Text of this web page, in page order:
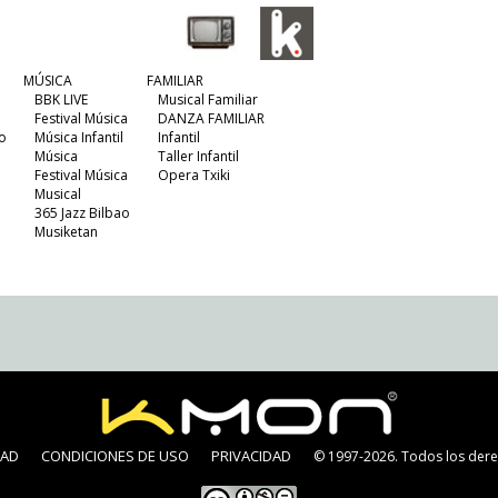
MÚSICA
BBK LIVE
Festival Música
Música Infantil
Música
Festival Música
Musical
365 Jazz Bilbao
Musiketan
FAMILIAR
Musical Familiar
DANZA FAMILIAR
Infantil
Taller Infantil
Opera Txiki
CONDICIONES DE USO PRIVACIDAD © 1997-2026. Todos los